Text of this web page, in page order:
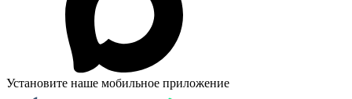
Установите наше мобильное приложение